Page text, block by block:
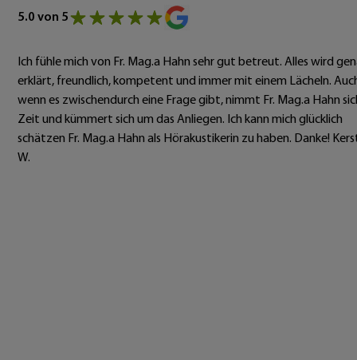
5.0 von 5
Ich fühle mich von Fr. Mag.a Hahn sehr gut betreut. Alles wird
erklärt, freundlich, kompetent und immer mit einem Lächeln.
wenn es zwischendurch eine Frage gibt, nimmt Fr. Mag.a Hahn
Zeit und kümmert sich um das Anliegen. Ich kann mich glücklich
schätzen Fr. Mag.a Hahn als Hörakustikerin zu haben. Danke!
W.